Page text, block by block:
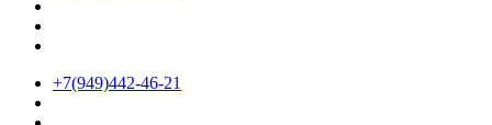
+7(949)442-46-21